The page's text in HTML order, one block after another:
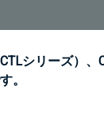
シリーズ）、
。